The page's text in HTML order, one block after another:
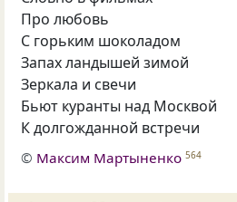
Про любовь
С горьким шоколадом
Запах ландышей зимой
Зеркала и свечи
Бьют куранты над Москвой
К долгожданной встречи
© Максим Мартыненко 564